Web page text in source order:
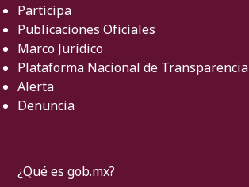
Participa
Publicaciones Oficiales
Marco Jurídico
Plataforma Nacional de Transparencia
Alerta
Denuncia
¿Qué es gob.mx?